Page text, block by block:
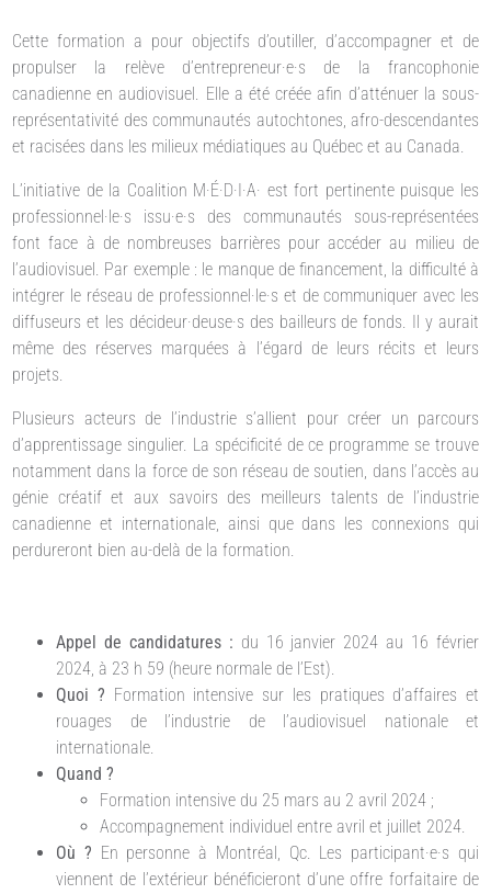
Cette formation a pour objectifs d’outiller, d’accompagner et de
propulser la relève d’entrepreneur·e·s de la francophonie
canadienne en audiovisuel. Elle a été créée afin d’atténuer la sous-
représentativité des communautés autochtones, afro-descendantes
et racisées dans les milieux médiatiques au Québec et au Canada.
L’initiative de la Coalition M·É·D·I·A· est fort pertinente puisque les
professionnel·le·s issu·e·s des communautés sous-représentées
font face à de nombreuses barrières pour accéder au milieu de
l’audiovisuel. Par exemple : le manque de financement, la difficulté à
intégrer le réseau de professionnel·le·s et de communiquer avec les
diffuseurs et les décideur·deuse·s des bailleurs de fonds. Il y aurait
même des réserves marquées à l’égard de leurs récits et leurs
projets.
Plusieurs acteurs de l’industrie s’allient pour créer un parcours
d’apprentissage singulier. La spécificité de ce programme se trouve
notamment dans la force de son réseau de soutien, dans l’accès au
génie créatif et aux savoirs des meilleurs talents de l’industrie
canadienne et internationale, ainsi que dans les connexions qui
perdureront bien au-delà de la formation.
Appel de candidatures : du 16 janvier 2024 au 16 février
2024, à 23 h 59 (heure normale de l’Est).
Quoi ? Formation intensive sur les pratiques d’affaires et
rouages de l’industrie de l’audiovisuel nationale et
internationale.
Quand ?
Formation intensive du 25 mars au 2 avril 2024 ;
Accompagnement individuel entre avril et juillet 2024.
Où ? En personne à Montréal, Qc. Les participant·e·s qui
viennent de l’extérieur bénéficieront d’une offre forfaitaire de